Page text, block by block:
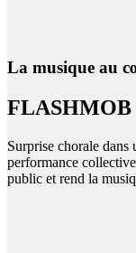
La musique au
FLASHMOB
Surprise chorale
performance
public et rend la